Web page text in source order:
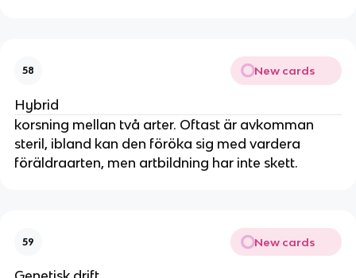
58 New cards
Hybrid
korsning mellan två arter. Oftast är avkomman
steril, ibland kan den föröka sig med vardera
föräldraarten, men artbildning har inte skett.
59 New cards